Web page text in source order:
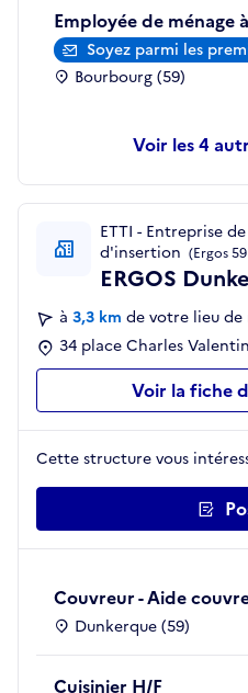
Employée de ménage
Soyez parmi les
Bourbourg (59)
les 4
ETTI - Entreprise
d'insertion (Ergos
ERGOS
à 3,3 km de votre lieu
34 place Charles
Voir la fiche
Cette structure vous
Couvreur - Aide
Dunkerque (59)
Cuisinier H/F